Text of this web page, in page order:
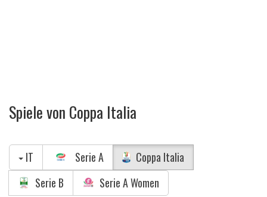
Spiele von Coppa Italia
IT Serie A
Coppa Italia
Serie B
Serie A Women